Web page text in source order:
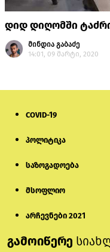
დიდ დიღომში
მინდია გაბაძე
14:01, 09 მარტი, 2020
COVID-19
პოლიტიკა
საზოგადოება
მსოფლიო
არჩევნები 2021
გამოიწერე